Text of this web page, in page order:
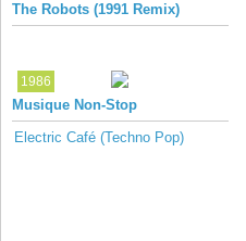
The Robots (1991 Remix)
1986
Musique Non-Stop
Electric Café (Techno Pop)